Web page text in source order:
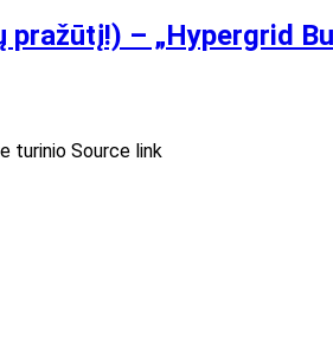
pražūtį!) – „Hypergrid
turinio Source link